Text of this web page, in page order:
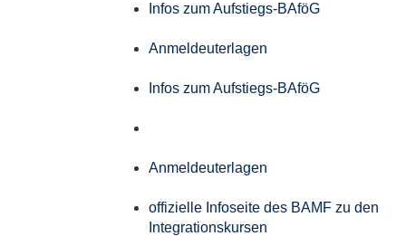
Infos zum Aufstiegs-BAföG
Anmeldeuterlagen
Infos zum Aufstiegs-BAföG
Anmeldeuterlagen
offizielle Infoseite des BAMF zu den
Integrationskursen